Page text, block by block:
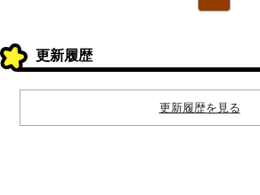
更新履歴
更新履歴を見る